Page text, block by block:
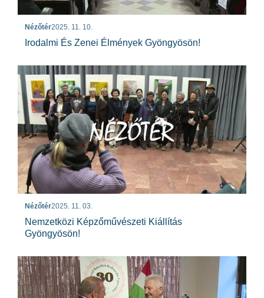
Nézőtér2025. 11. 10.
Irodalmi És Zenei Élmények Gyöngyösön!
Nézőtér2025. 11. 03.
Nemzetközi Képzőművészeti Kiállítás
Gyöngyösön!